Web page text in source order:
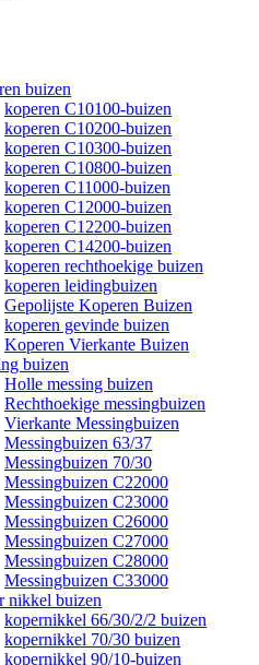
buizen
koperen C10100-buizen
koperen C10200-buizen
koperen C10300-buizen
koperen C10800-buizen
koperen C11000-buizen
koperen C12000-buizen
koperen C12200-buizen
koperen C14200-buizen
koperen rechthoekige buizen
koperen leidingbuizen
Gepolijste Koperen Buizen
koperen gevinde buizen
Koperen Vierkante Buizen
buizen
Holle messing buizen
Rechthoekige messingbuizen
Vierkante Messingbuizen
Messingbuizen 63/37
Messingbuizen 70/30
Messingbuizen C22000
Messingbuizen C23000
Messingbuizen C26000
Messingbuizen C27000
Messingbuizen C28000
Messingbuizen C33000
nikkel buizen
kopernikkel 66/30/2/2 buizen
kopernikkel 70/30 buizen
kopernikkel 90/10-buizen